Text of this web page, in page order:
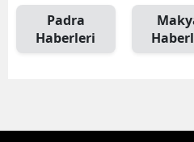
Padra
Haberleri